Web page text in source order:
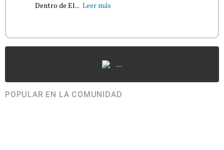
Dentro de El... Leer más
...
POPULAR EN LA COMUNIDAD